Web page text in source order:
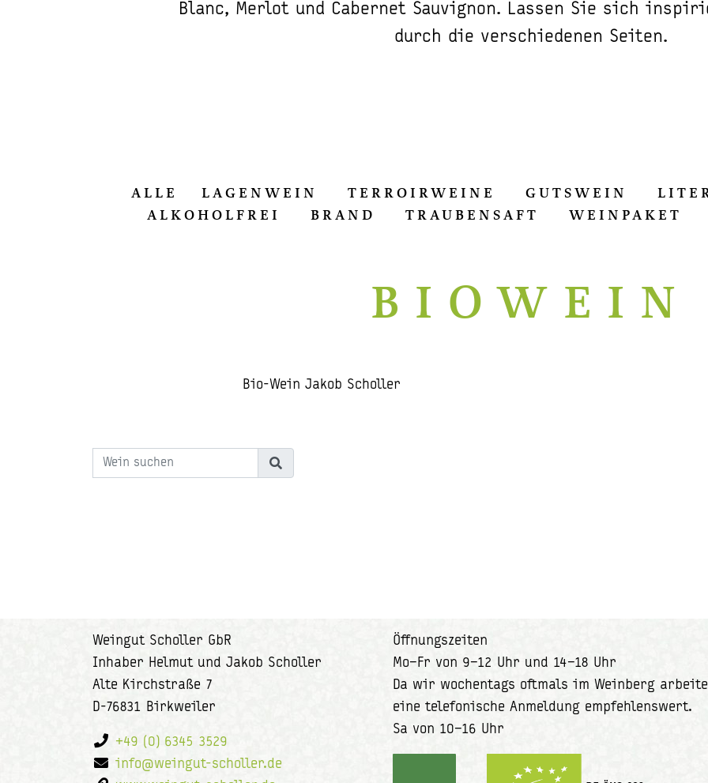
Blanc, Merlot und Cabernet Sauvignon. Lassen Sie sich
durch die verschiedenen Seiten.
ALLE LAGENWEIN TERROIRWEINE GUTSWEIN
ALKOHOLFREI
BRAND TRAUBENSAFT WEINPAKET
BIOWEIN
Bio-Wein Jakob Scholler
Weingut Scholler GbR
Inhaber Helmut und Jakob Scholler
Alte Kirchstraße 7
D-76831 Birkweiler
+49 (0) 6345 3529
info@weingut-scholler.de
Öffnungszeiten
Mo–Fr von 9–12 Uhr und 14–18 Uhr
Da wir wochentags oftmals im Weinberg
eine telefonische Anmeldung empfehlenswert.
Sa von 10–16 Uhr